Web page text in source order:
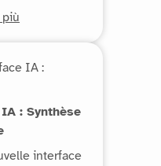
: Synthèse
interface